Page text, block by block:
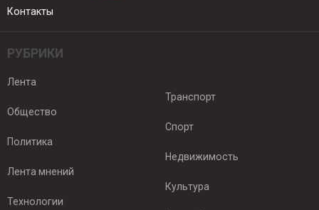
Контакты
РУБРИКИ
Лента
Общество
Политика
Лента мнений
Технологии
Транспорт
Спорт
Недвижимость
Культура